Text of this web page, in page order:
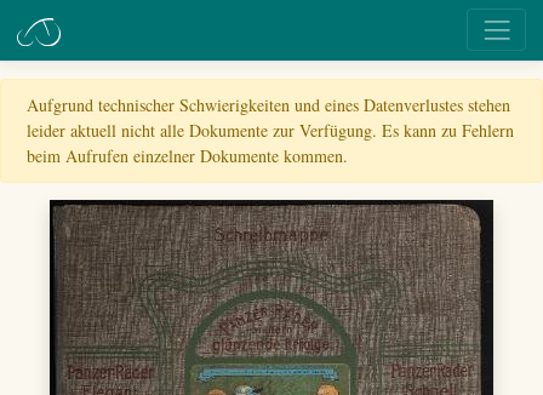
Aufgrund technischer Schwierigkeiten und eines Datenverlustes stehen
leider aktuell nicht alle Dokumente zur Verfügung. Es kann zu Fehlern
beim Aufrufen einzelner Dokumente kommen.